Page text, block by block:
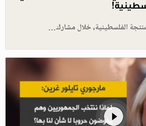
الفلسطينية، خلال مشارك…